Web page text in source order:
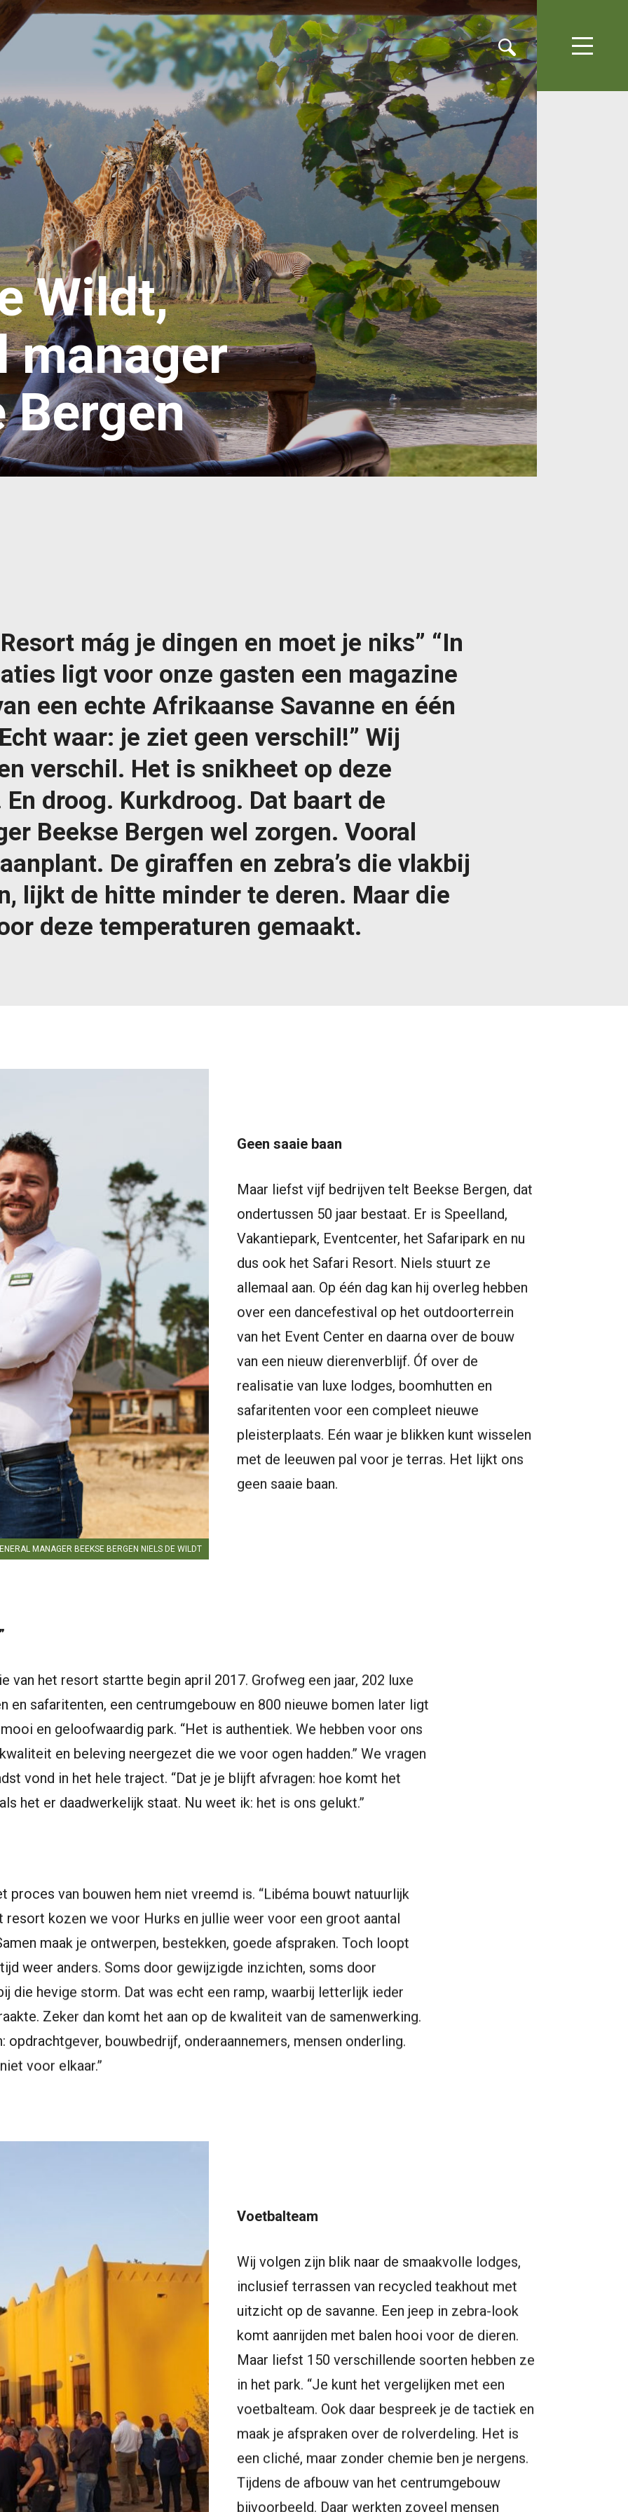
Wildt,
manager
Bergen
mág je dingen en moet je niks” “In
ligt voor onze gasten een magazine
een echte Afrikaanse Savanne en één
waar: je ziet geen verschil!” Wij
verschil. Het is snikheet op deze
droog. Kurkdroog. Dat baart de
Beekse Bergen wel zorgen. Vooral
De giraffen en zebra’s die vlakbij
lijkt de hitte minder te deren. Maar die
deze temperaturen gemaakt.
MANAGER BEEKSE BERGEN NIELS DE WILDT
Geen saaie baan
Maar liefst vijf bedrijven telt Beekse Bergen, dat
ondertussen 50 jaar bestaat. Er is Speelland,
Vakantiepark, Eventcenter, het Safaripark en nu
dus ook het Safari Resort. Niels stuurt ze
allemaal aan. Op één dag kan hij overleg hebben
over een dancefestival op het outdoorterrein
van het Event Center en daarna over de bouw
van een nieuw dierenverblijf. Óf over de
realisatie van luxe lodges, boomhutten en
safaritenten voor een compleet nieuwe
pleisterplaats. Eén waar je blikken kunt wisselen
met de leeuwen pal voor je terras. Het lijkt ons
geen saaie baan.
van het resort startte begin april 2017. Grofweg een jaar, 202 luxe
en safaritenten, een centrumgebouw en 800 nieuwe bomen later ligt
en geloofwaardig park. “Het is authentiek. We hebben voor ons
en beleving neergezet die we voor ogen hadden.” We vragen
vond in het hele traject. “Dat je je blijft afvragen: hoe komt het
het er daadwerkelijk staat. Nu weet ik: het is ons gelukt.”
proces van bouwen hem niet vreemd is. “Libéma bouwt natuurlijk
resort kozen we voor Hurks en jullie weer voor een groot aantal
maak je ontwerpen, bestekken, goede afspraken. Toch loopt
weer anders. Soms door gewijzigde inzichten, soms door
die hevige storm. Dat was echt een ramp, waarbij letterlijk ieder
Zeker dan komt het aan op de kwaliteit van de samenwerking.
opdrachtgever, bouwbedrijf, onderaannemers, mensen onderling.
voor elkaar.”
Voetbalteam
Wij volgen zijn blik naar de smaakvolle lodges,
inclusief terrassen van recycled teakhout met
uitzicht op de savanne. Een jeep in zebra-look
komt aanrijden met balen hooi voor de dieren.
Maar liefst 150 verschillende soorten hebben ze
in het park. “Je kunt het vergelijken met een
voetbalteam. Ook daar bespreek je de tactiek en
maak je afspraken over de rolverdeling. Het is
een cliché, maar zonder chemie ben je nergens.
Tijdens de afbouw van het centrumgebouw
bijvoorbeeld. Daar werkten zoveel mensen